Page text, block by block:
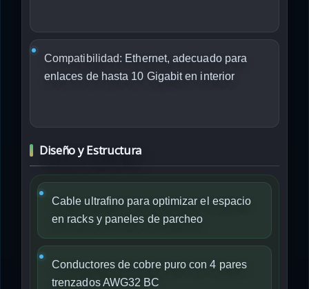
Compatibilidad: Ethernet, adecuado para
enlaces de hasta 10 Gigabit en interior
Diseño y Estructura
Cable ultrafino para optimizar el espacio
en racks y paneles de parcheo
Conductores de cobre puro con 4 pares
trenzados AWG32 BC